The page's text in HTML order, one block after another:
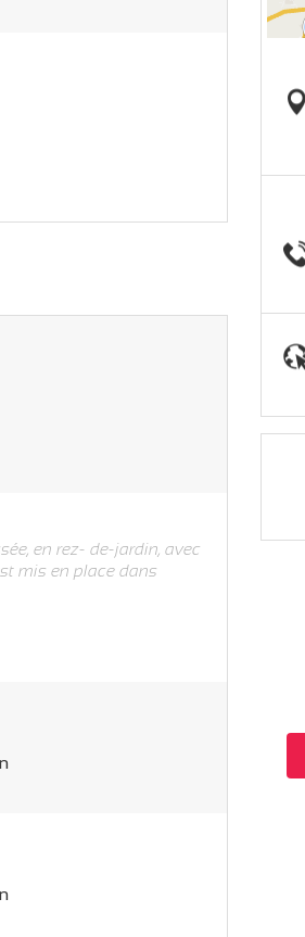
en rez- de-jardin, avec
mis en place dans